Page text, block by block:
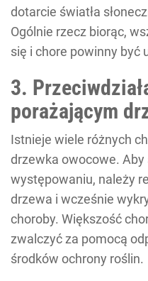
dotarcie światła
Ogólnie rzecz biorąc,
się i chore powinny być
3.
porażającym
Istnieje wiele różnych
drzewka owocowe.
występowaniu, należy
drzewa i wcześnie
choroby. Większość
zwalczyć za pomocą
środków ochrony roślin.